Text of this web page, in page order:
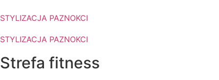
STYLIZACJA PAZNOKCI
STYLIZACJA PAZNOKCI
Strefa fitness